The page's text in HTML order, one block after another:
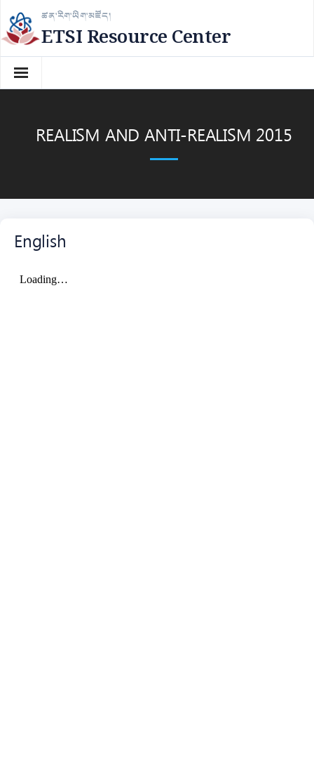
Skip
to
content
ཚན་རིག་ཡིག་མཛོད།
ETSI Resource Center
REALISM AND ANTI-REALISM 2015
English